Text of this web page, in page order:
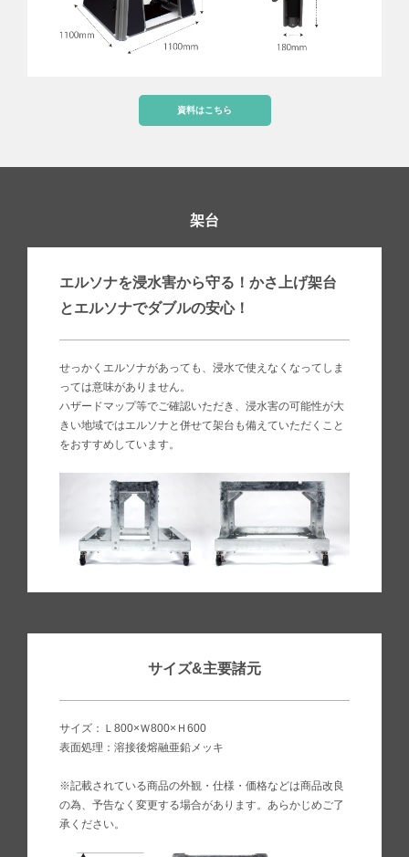
資料はこちら
架台
エルソナを浸水害から守る！ かさ上げ架台
とエルソナでダブルの安心！
せっかくエルソナがあっても、浸水で使えなくなってしま
っては意味がありません。
ハザードマップ等でご確認いただき、浸水害の可能性が大
きい地域ではエルソナと併せて架台も備えていただくこと
をおすすめしています。
サイズ&主要諸元
サイズ：Ｌ800×Ｗ800×Ｈ600
表面処理：溶接後熔融亜鉛メッキ
※記載されている商品の外観・仕様・価格などは商品改良
の為、予告なく変更する場合があります。あらかじめご了
承ください。